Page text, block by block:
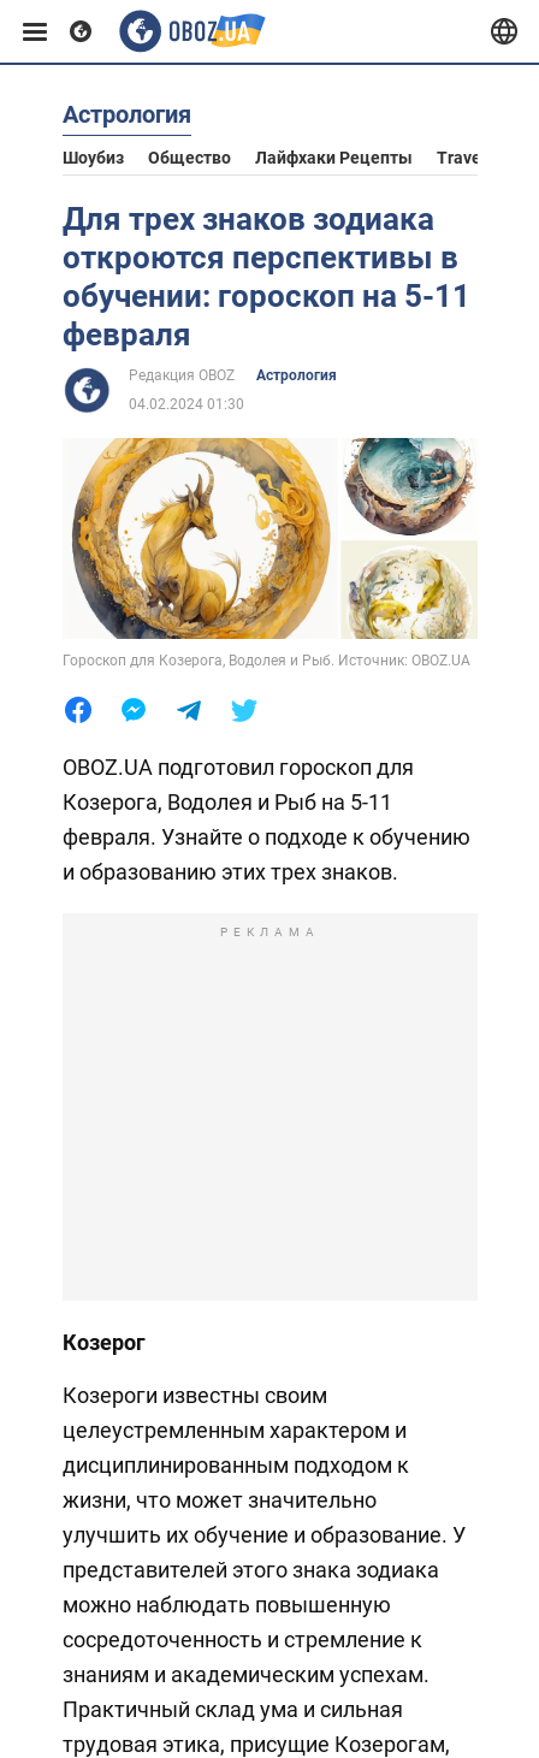
Европа
Азия
Африка
Лайфхаки
Астрология
Шоубиз Общество Лайфхаки Рецепты Travel
Для трех знаков зодиака
откроются перспективы в
обучении: гороскоп на 5-11
февраля
Редакция OBOZ
Астрология
04.02.2024 01:30
Гороскоп для Козерога, Водолея и Рыб. Источник: OBOZ.UA
OBOZ.UA подготовил гороскоп для
Козерога, Водолея и Рыб на 5-11
февраля. Узнайте о подходе к обучению
и образованию этих трех знаков.
РЕКЛАМА
Козерог
Козероги известны своим
целеустремленным характером и
дисциплинированным подходом к
жизни, что может значительно
улучшить их обучение и образование. У
представителей этого знака зодиака
можно наблюдать повышенную
сосредоточенность и стремление к
знаниям и академическим успехам.
Практичный склад ума и сильная
трудовая этика, присущие Козерогам,